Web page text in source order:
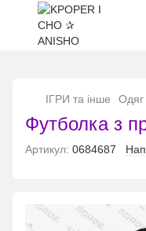
ІГРИ та інше Одяг
Футболка з
Артикул: 0684687